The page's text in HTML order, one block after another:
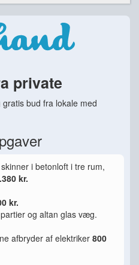
private
bud fra lokale med
i betonloft i tre rum,
kr.
kr.
og altan glas væg.
afbryder af elektriker 800